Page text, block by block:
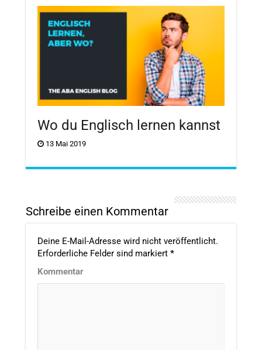
Wo du Englisch lernen kannst
13 Mai 2019
Schreibe einen Kommentar
Deine E-Mail-Adresse wird nicht veröffentlicht.
Erforderliche Felder sind markiert *
Kommentar